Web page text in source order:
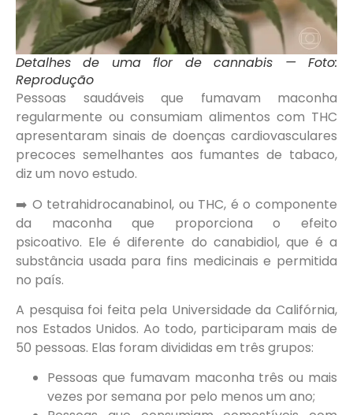
Detalhes de uma flor de cannabis — Foto:
Reprodução
Pessoas saudáveis que fumavam maconha
regularmente ou consumiam alimentos com THC
apresentaram sinais de doenças cardiovasculares
precoces semelhantes aos fumantes de tabaco,
diz um novo estudo.
➡️ O tetrahidrocanabinol, ou THC, é o componente
da maconha que proporciona o efeito
psicoativo. Ele é diferente do canabidiol, que é a
substância usada para fins medicinais e permitida
no país.
A pesquisa foi feita pela Universidade da Califórnia,
nos Estados Unidos. Ao todo, participaram mais de
50 pessoas. Elas foram divididas em três grupos:
Pessoas que fumavam maconha três ou mais
vezes por semana por pelo menos um ano;